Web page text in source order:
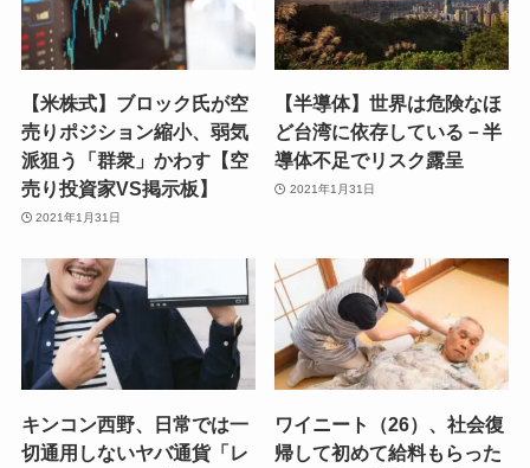
【米株式】ブロック氏が空
売りポジション縮小、弱気
派狙う「群衆」かわす【空
売り投資家VS掲示板】
2021年1月31日
【半導体】世界は危険なほ
ど台湾に依存している－半
導体不足でリスク露呈
2021年1月31日
キンコン西野、日常では一
切通用しないヤバ通貨「レ
ワイニート（26）、社会復
帰して初めて給料もらった